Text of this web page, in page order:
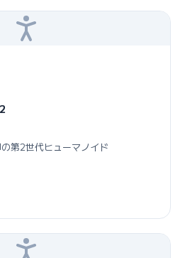
第2世代ヒューマノイド